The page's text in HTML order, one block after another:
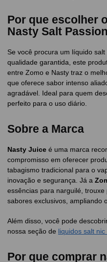
Por que escolher
Nasty Salt
Se você procura um líquido
qualidade garantida, este
entre Zomo e Nasty traz o
que oferece sabor intenso
agradável. Ideal para quem
perfeito para o uso diário.
Sobre a Marca
Nasty Juice é uma marca
compromisso em oferecer
tabagismo tradicional para o
inovação e segurança. Já a
essências para narguilé,
sabores exclusivos, ampliando
Além disso, você pode
nossa seção de liquidos salt
Por que comprar